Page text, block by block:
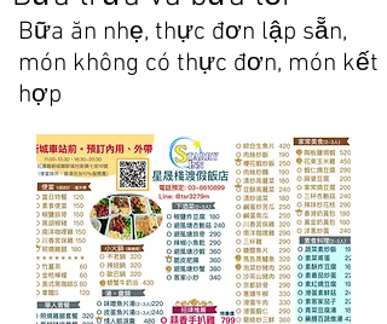
Bữa ăn nhẹ, thực đơn lập sẵn,
món không có thực đơn, món kết
hợp